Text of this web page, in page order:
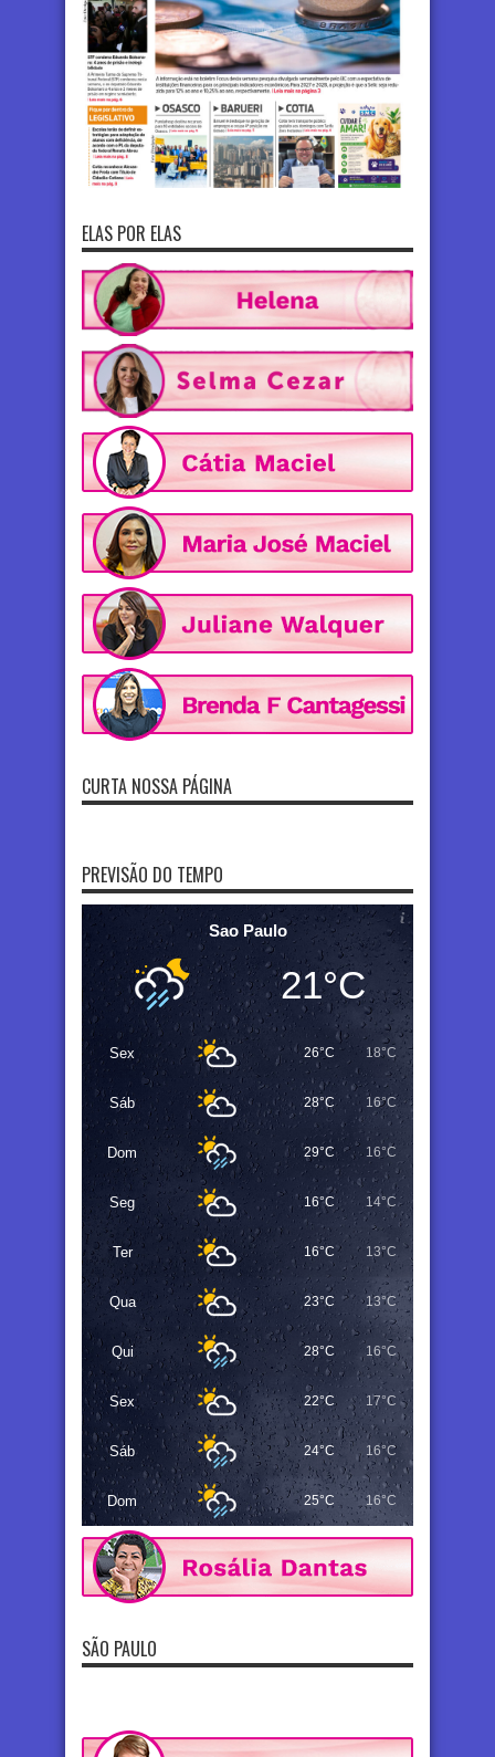
ELAS POR ELAS
CURTA NOSSA PÁGINA
PREVISÃO DO TEMPO
Sao Paulo
21°C
Sex 26°C 18°C
Sáb 28°C 16°C
Dom 29°C 16°C
Seg 16°C 14°C
Ter 16°C 13°C
Qua 23°C 13°C
Qui 28°C 16°C
Sex 22°C 17°C
Sáb 24°C 16°C
Dom 25°C 16°C
SÃO PAULO